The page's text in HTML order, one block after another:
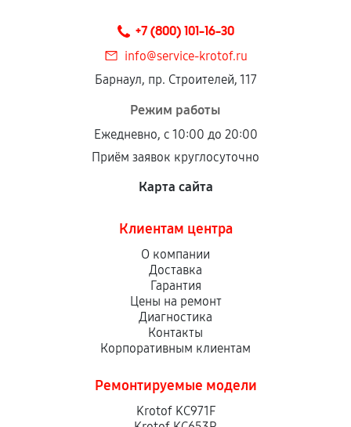
+7 (800) 101-16-30
info@service-krotof.ru
Барнаул, пр. Строителей, 117
Режим работы
Ежедневно, с 10:00 до 20:00
Приём заявок круглосуточно
Карта сайта
Клиентам центра
О компании
Доставка
Гарантия
Цены на ремонт
Диагностика
Контакты
Корпоративным клиентам
Ремонтируемые модели
Krotof KC971F